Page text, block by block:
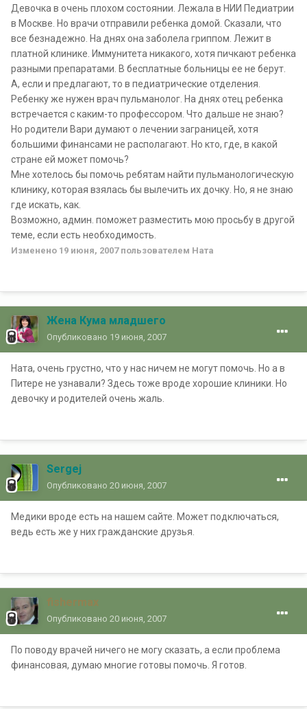
Девочка в очень плохом состоянии. Лежала в НИИ Педиатрии
в Москве. Но врачи отправили ребенка домой. Сказали, что
все безнадежно. На днях она заболела гриппом. Лежит в
платной клинике. Иммунитета никакого, хотя пичкают ребенка
разными препаратами. В бесплатные больницы ее не берут.
А, если и предлагают, то в педиатрические отделения.
Ребенку же нужен врач пульманолог. На днях отец ребенка
встречается с каким-то профессором. Что дальше не знаю?
Но родители Вари думают о лечении заграницей, хотя
большими финансами не располагают. Но кто, где, в какой
стране ей может помочь?
Мне хотелось бы помочь ребятам найти пульманологическую
клинику, которая взялась бы вылечить их дочку. Но, я не знаю
где искать, как.
Возможно, админ. поможет разместить мою просьбу в другой
теме, если есть необходимость.
Изменено 19 июня, 2007пользователем Ната
Жена Кума младшего
Опубликовано 19 июня, 2007
Ната, очень грустно, что у нас ничем не могут помочь. Но а в
Питере не узнавали? Здесь тоже вроде хорошие клиники. Но
девочку и родителей очень жаль.
Sergej
Опубликовано 20 июня, 2007
Медики вроде есть на нашем сайте. Может подключаться,
ведь есть же у них гражданские друзья.
fishermax
Опубликовано 20 июня, 2007
По поводу врачей ничего не могу сказать, а если проблема
финансовая, думаю многие готовы помочь. Я готов.